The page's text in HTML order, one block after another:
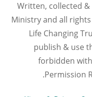
Written, collected
Ministry and all
Life Changing
publish & use
forbidden
Permission